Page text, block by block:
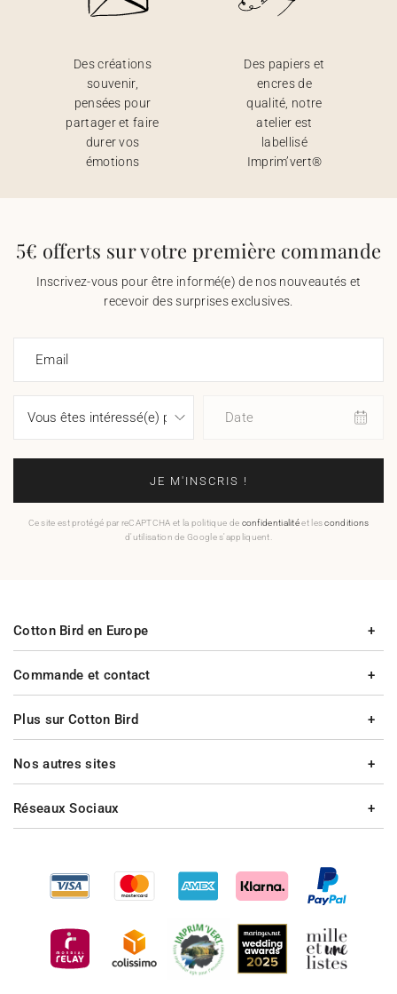
Des créations
souvenir,
pensées pour
partager et faire
durer vos
émotions
Des papiers et
encres de
qualité, notre
atelier est
labellisé
Imprim’vert®
5€ offerts sur votre première commande
Inscrivez-vous pour être informé(e) de nos nouveautés et
recevoir des surprises exclusives.
Email
Date
JE M'INSCRIS !
Ce site est protégé par reCAPTCHA et la politique de confidentialitéet lesconditions
d'utilisation de Google s'appliquent.
Commande et contact
Plus sur Cotton Bird
Cotton Bird en Europe
Nos autres sites
Réseaux Sociaux